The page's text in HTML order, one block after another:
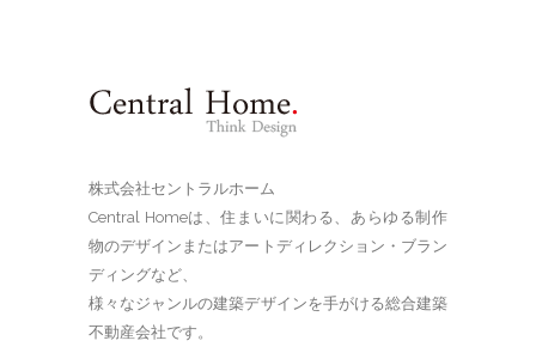
株式会社セントラルホーム
Central Homeは、住まいに関わる、あらゆる制作
物のデザインまたはアートディレクション・ブラン
ディングなど、
様々なジャンルの建築デザインを手がける総合建築
不動産会社です。